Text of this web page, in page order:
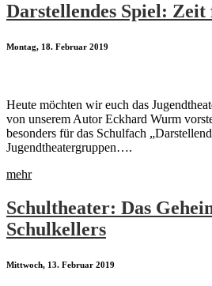
Darstellendes Spiel:
Montag, 18. Februar 2019
Heute möchten wir euch das
von unserem Autor Eckhard Wurm
besonders für das Schulfach
Jugendtheatergruppen….
mehr
Schultheater: Das
Schulkellers
Mittwoch, 13. Februar 2019